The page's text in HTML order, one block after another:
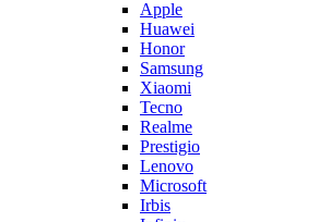
Apple
Huawei
Honor
Samsung
Xiaomi
Tecno
Realme
Prestigio
Lenovo
Microsoft
Irbis